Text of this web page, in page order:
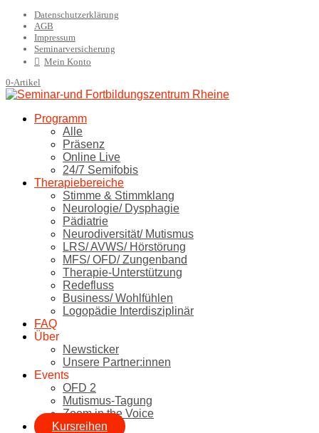
Datenschutzerklärung
AGB
Impressum
Seminarversicherung
Mein Konto
0-Artikel
Programm
Alle
Präsenz
Online Live
24/7 Semifobis
Therapiebereiche
Stimme & Stimmklang
Neurologie/ Dysphagie
Pädiatrie
Neurodiversität/ Mutismus
LRS/ AVWS/ Hörstörung
MFS/ OFD/ Zungenband
Therapie-Unterstützung
Redefluss
Business/ Wohlfühlen
Logopädie Interdisziplinär
FAQ
Über
Newsticker
Unsere Partner:innen
Events
OFD 2
Mutismus-Tagung
Zoom in the Voice
Kursreihen